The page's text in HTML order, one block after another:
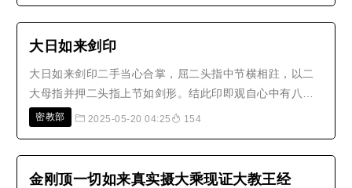
德，说名阿阇梨，是即为如来，亦即名..
大日如来剑印
大日如来剑印二手当心合掌，屈二头指中节横相跓，以二
大母指并押二头指上节如剑形。结此印即观自心中有八叶
莲华，于华中想a 阿(上)字放金色光与印相应，想彼a 阿
南(引) 恶(引) 尾(引)rahūṃkhaṃ罗 吽(..
密教部 2025-05-20 04:25 154
金刚顶一切如来真实摄大乘现证大教王经